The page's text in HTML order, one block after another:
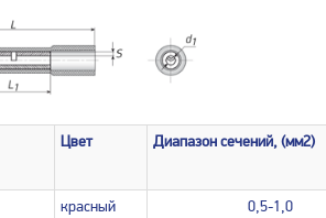
Цвет Диапазон сечений, (мм2)
красный 0,5-1,0